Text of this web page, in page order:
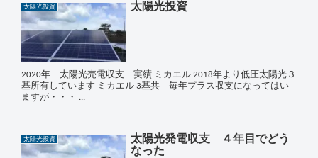
太陽光投資 太陽光投資
2020年 太陽光売電収支 実績 ミカエル 2018年より低圧太陽光３
基所有しています ミカエル 3基共 毎年プラス収支になってはい
ますが・・・ ...
太陽光投資
太陽光発電収支 ４年目でどう
なった